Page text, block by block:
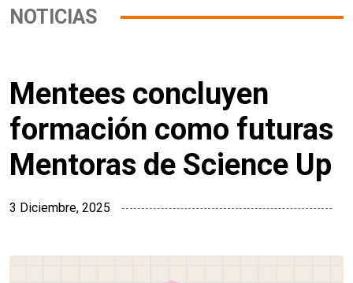
NOTICIAS
Mentees concluyen
formación como futuras
Mentoras de Science Up
3 Diciembre, 2025